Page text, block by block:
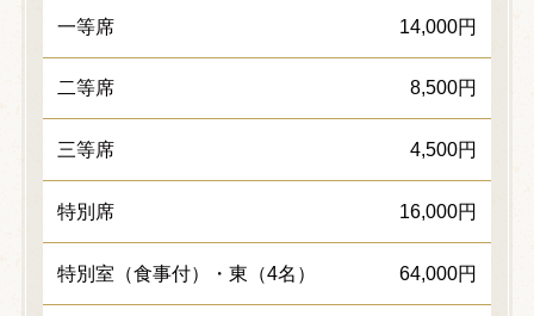
一等席 14,000円
二等席 8,500円
三等席 4,500円
特別席 16,000円
特別室（食事付）・東（4名） 64,000円